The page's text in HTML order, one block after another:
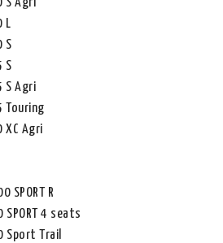
S Agri
L
S
S
S Agri
Touring
XC Agri
SPORT R
SPORT 4 seats
Sport Trail